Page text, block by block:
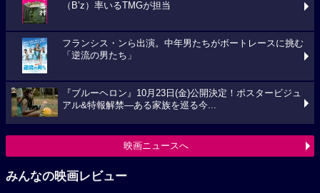
（B’z）率いるTMGが担当
フランシス・ンら出演。中年男たちがボートレースに挑む
「逆流の男たち」
『ブルーヘロン』10月23日(金)公開決定！ポスタービジュ
アル&特報解禁―ある家族を巡る今...
映画ニュースへ
みんなの映画レビュー